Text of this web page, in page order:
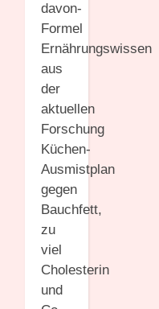
davon-
Formel
Ernährungswissen
aus
der
aktuellen
Forschung
Küchen-
Ausmistplan
gegen
Bauchfett,
zu
viel
Cholesterin
und